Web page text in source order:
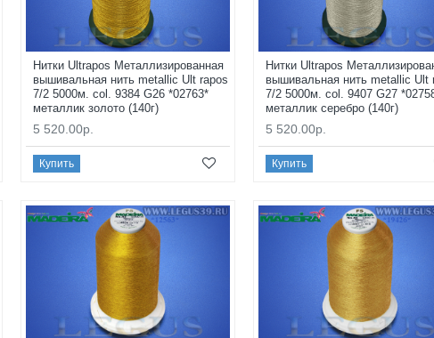
Нитки Ultrapos Металлизированная
вышивальная нить metallic Ult rapos
7/2 5000м. col. 9384 G26 *02763*
металлик золото (140г)
5 520.00р.
Купить
Нитки Ultrapos
вышивальная нить metallic Ult
7/2 5000м. col. 9407 G27
металлик серебро (140г)
5 520.00р.
Купить